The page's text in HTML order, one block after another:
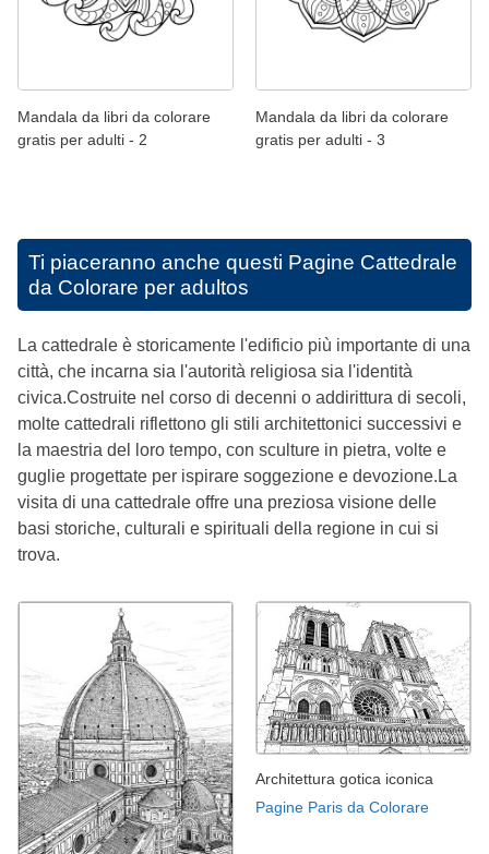
Mandala da libri da colorare
gratis per adulti - 2
Mandala da libri da colorare
gratis per adulti - 3
Ti piaceranno anche questi Pagine Cattedrale
da Colorare per adultos
La cattedrale è storicamente l'edificio più importante di una
città, che incarna sia l'autorità religiosa sia l'identità
civica.Costruite nel corso di decenni o addirittura di secoli,
molte cattedrali riflettono gli stili architettonici successivi e
la maestria del loro tempo, con sculture in pietra, volte e
guglie progettate per ispirare soggezione e devozione.La
visita di una cattedrale offre una preziosa visione delle
basi storiche, culturali e spirituali della regione in cui si
trova.
Architettura gotica iconica
Pagine Paris da Colorare